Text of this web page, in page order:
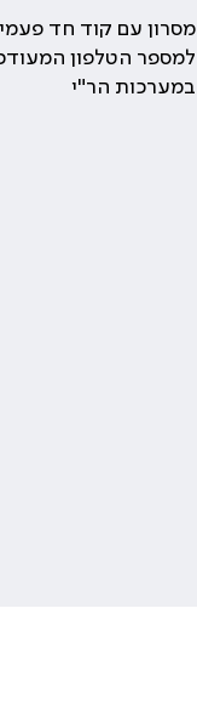
מסרון עם קוד חד
למספר הטלפון
במערכות הר"י